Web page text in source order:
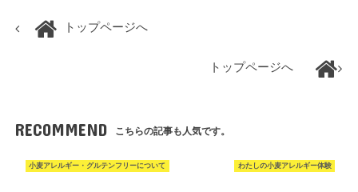
トップページへ
トップページへ
RECOMMEND こちらの記事も人気です。
小麦アレルギー・グルテンフリーについて わたしの小麦アレルギー体験